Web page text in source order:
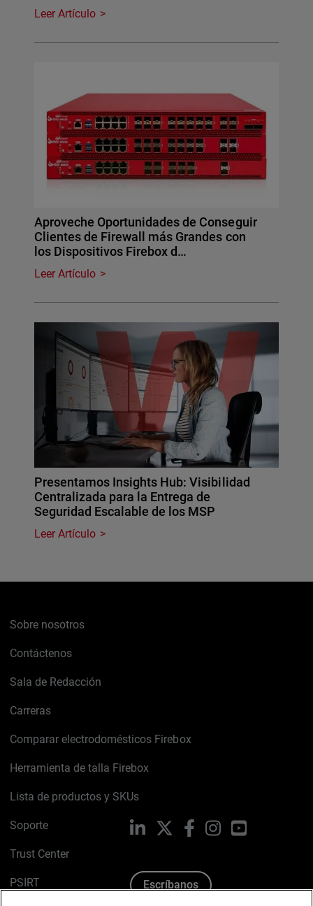
Leer Artículo
Aproveche Oportunidades de Conseguir
Clientes de Firewall más Grandes con
los Dispositivos Firebox d…
Leer Artículo
Presentamos Insights Hub: Visibilidad
Centralizada para la Entrega de
Seguridad Escalable de los MSP
Leer Artículo
Sobre nosotros
Contáctenos
Sala de Redacción
Carreras
Comparar electrodomésticos Firebox
Herramienta de talla Firebox
Lista de productos y SKUs
Soporte
Trust Center
PSIRT
LinkedIn FacebookInstagramYouTube
Escríbanos